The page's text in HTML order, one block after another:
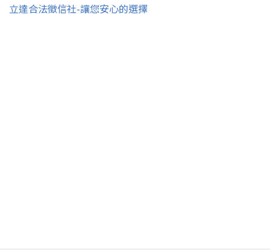
立達合法徵信社-讓您安心的選擇